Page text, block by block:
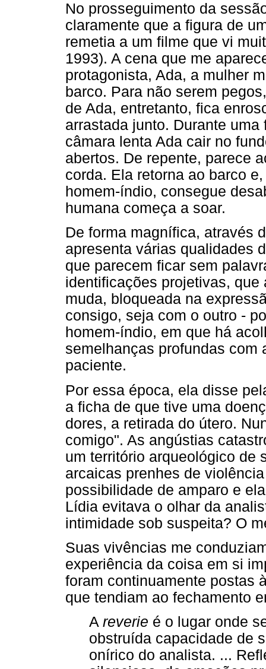
No prosseguimento da
claramente que a figura de
remetia a um filme que vi
1993). A cena que me
protagonista, Ada, a mulher
barco. Para não serem
de Ada, entretanto, fica
arrastada junto. Durante
câmara lenta Ada cair no
abertos. De repente, parece
corda. Ela retorna ao barco
homem-índio, consegue
humana começa a soar.
De forma magnífica, através
apresenta várias qualidades
que parecem ficar sem
identificações projetivas, que
muda, bloqueada na
consigo, seja com o outro -
homem-índio, em que há
semelhanças profundas com
paciente.
Por essa época, ela disse
a ficha de que tive uma
dores, a retirada do útero.
comigo". As angústias
um território arqueológico de
arcaicas prenhes de
possibilidade de amparo e
Lídia evitava o olhar da
intimidade sob suspeita? O
Suas vivências me
experiência da coisa em si
foram continuamente postas
que tendiam ao fechamento
A reverie é o lugar onde
obstruída capacidade de
onírico do analista. ...